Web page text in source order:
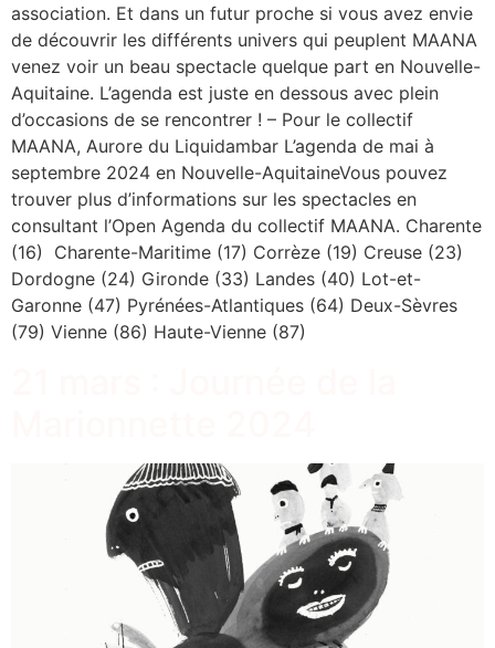
association. Et dans un futur proche si vous avez envie
de découvrir les différents univers qui peuplent MAANA
venez voir un beau spectacle quelque part en Nouvelle-
Aquitaine. L’agenda est juste en dessous avec plein
d’occasions de se rencontrer ! – Pour le collectif
MAANA, Aurore du Liquidambar L’agenda de mai à
septembre 2024 en Nouvelle-AquitaineVous pouvez
trouver plus d’informations sur les spectacles en
consultant l’Open Agenda du collectif MAANA. Charente
(16) Charente-Maritime (17) Corrèze (19) Creuse (23)
Dordogne (24) Gironde (33) Landes (40) Lot-et-
Garonne (47) Pyrénées-Atlantiques (64) Deux-Sèvres
(79) Vienne (86) Haute-Vienne (87)